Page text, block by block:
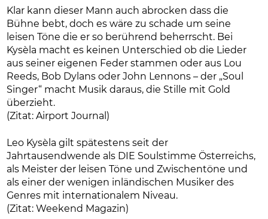
Klar kann dieser Mann auch abrocken dass die
Bühne bebt, doch es wäre zu schade um seine
leisen Töne die er so berührend beherrscht. Bei
Kysèla macht es keinen Unterschied ob die Lieder
aus seiner eigenen Feder stammen oder aus Lou
Reeds, Bob Dylans oder John Lennons – der „Soul
Singer“ macht Musik daraus, die Stille mit Gold
überzieht.
(Zitat: Airport Journal)
Leo Kysèla gilt spätestens seit der
Jahrtausendwende als DIE Soulstimme Österreichs,
als Meister der leisen Töne und Zwischentöne und
als einer der wenigen inländischen Musiker des
Genres mit internationalem Niveau.
(Zitat: Weekend Magazin)